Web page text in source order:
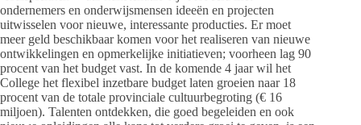
ondernemers en onderwijsmensen ideeën en projecten
uitwisselen voor nieuwe, interessante producties. Er moet
meer geld beschikbaar komen voor het realiseren van nieuwe
ontwikkelingen en opmerkelijke initiatieven; voorheen lag 90
procent van het budget vast. In de komende 4 jaar wil het
College het flexibel inzetbare budget laten groeien naar 18
procent van de totale provinciale cultuurbegroting (€ 16
miljoen). Talenten ontdekken, die goed begeleiden en ook